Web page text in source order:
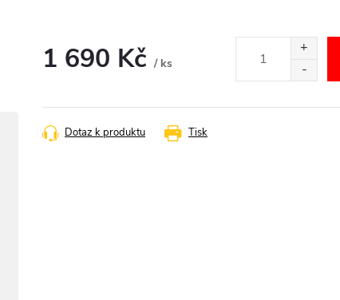
1 690 Kč / ks
Tisk
Dotaz k produktu